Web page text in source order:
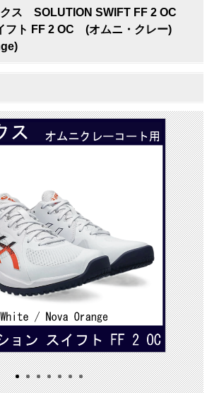
ス SOLUTION SWIFT FF 2 OC
フト FF 2 OC (オムニ・クレー)